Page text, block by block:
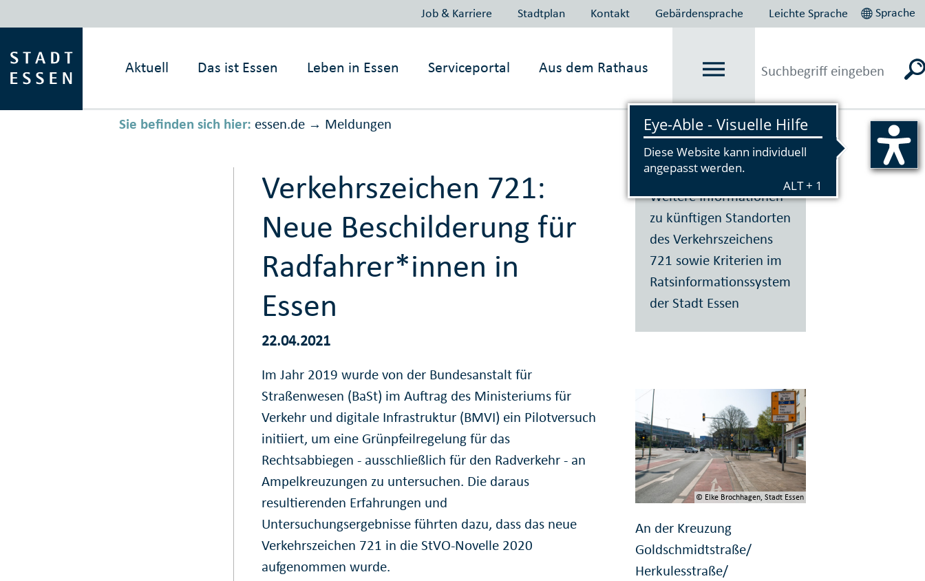
Job & Karriere Stadtplan Kontakt Gebärdensprache Leichte Sprache Sprache
Aktuell Das ist Essen Leben in Essen Serviceportal Aus dem Rathaus
Sie befinden sich hier: essen.de → Meldungen Vorlesen
Verkehrszeichen 721:
Neue Beschilderung für
Radfahrer*innen in
Essen
22.04.2021
Im Jahr 2019 wurde von der Bundesanstalt für
Straßenwesen (BaSt) im Auftrag des Ministeriums für
Verkehr und digitale Infrastruktur (BMVI) ein Pilotversuch
initiiert, um eine Grünpfeilregelung für das
Rechtsabbiegen - ausschließlich für den Radverkehr - an
Ampelkreuzungen zu untersuchen. Die daraus
resultierenden Erfahrungen und
Untersuchungsergebnisse führten dazu, dass das neue
Verkehrszeichen 721 in die StVO-Novelle 2020
aufgenommen wurde.
Weitere Informationen
zu künftigen Standorten
des Verkehrszeichens
721 sowie Kriterien im
Ratsinformationssystem
der Stadt Essen
© Elke Brochhagen, Stadt Essen
An der Kreuzung
Goldschmidtstraße/
Herkulesstraße/